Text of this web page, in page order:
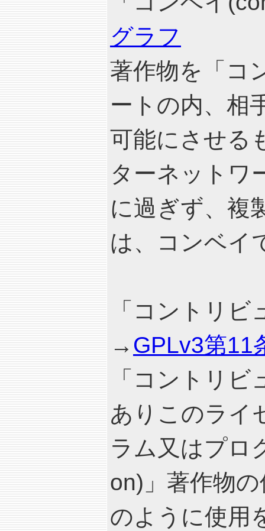
グラフ
著作物を「コ
ートの内、相
可能にさせる
ターネットワ
に過ぎず、複
は、コンベイ
「コントリ
→ GPLv3第11
「コントリ
ありこのライ
ラム又はプロ
on)」著作物
のように使用